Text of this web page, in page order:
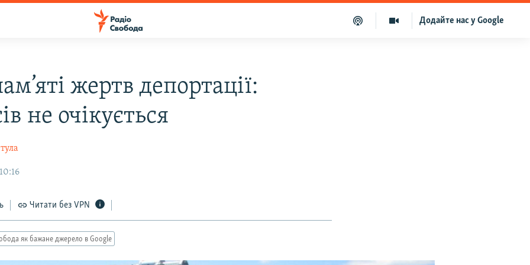
Додайте нас у Google
жертв депортації:
не очікується
Читати без VPN
як бажане джерело в Google